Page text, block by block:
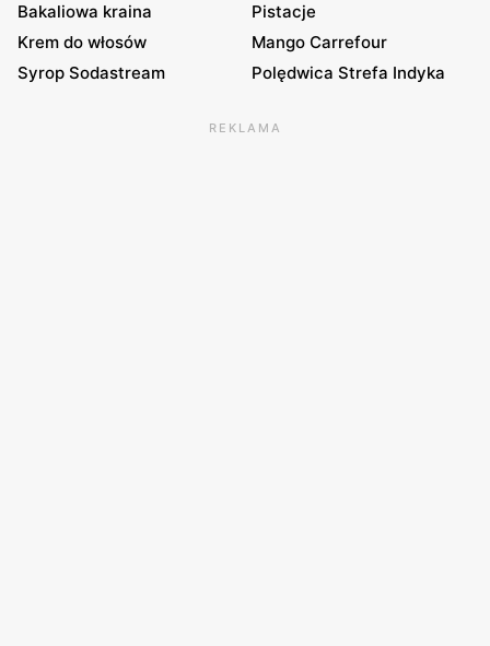
Bakaliowa kraina
Pistacje
Krem do włosów
Mango Carrefour
Syrop Sodastream
Polędwica Strefa Indyka
REKLAMA